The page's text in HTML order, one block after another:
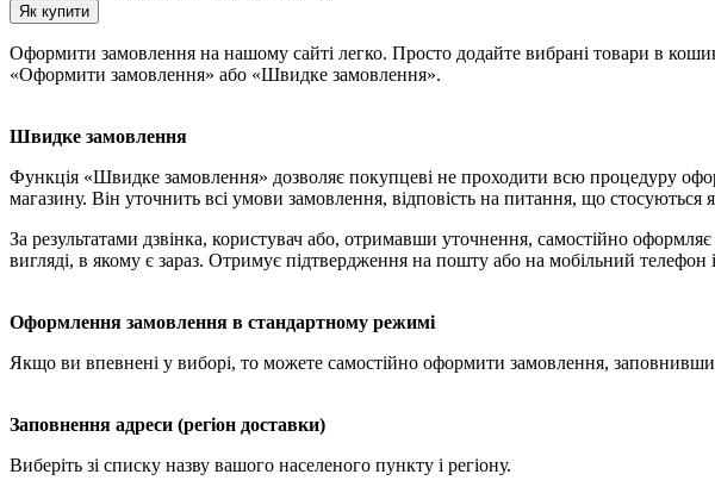
Як купити
Оформити замовлення на нашому сайті легко. Просто додайте вибрані товари в
«Оформити замовлення» або «Швидке замовлення».
Швидке замовлення
Функція «Швидке замовлення» дозволяє покупцеві не проходити всю процедуру
магазину. Він уточнить всі умови замовлення, відповість на питання, що
За результатами дзвінка, користувач або, отримавши уточнення, самостійно
вигляді, в якому є зараз. Отримує підтвердження на пошту або на мобільний телефон
Оформлення замовлення в стандартному режимі
Якщо ви впевнені у виборі, то можете самостійно оформити замовлення,
Заповнення адреси (регіон доставки)
Виберіть зі списку назву вашого населеного пункту і регіону.